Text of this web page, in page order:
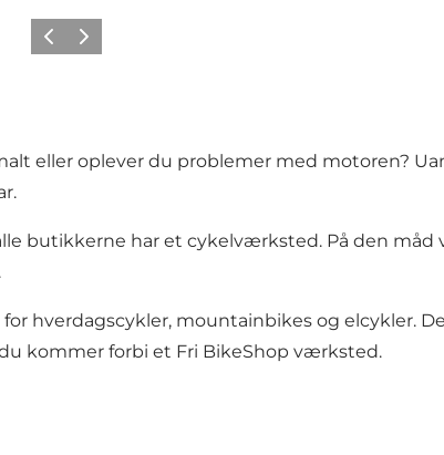
Precedente
Avanti
eller oplever du problemer med motoren?
butikkerne har et cykelværksted. På den måd
hverdagscykler, mountainbikes og elcykler.
kommer forbi et Fri BikeShop værksted.